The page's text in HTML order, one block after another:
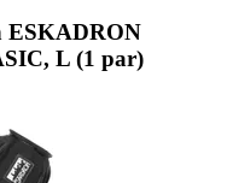
ESKADRON
L (1 par)